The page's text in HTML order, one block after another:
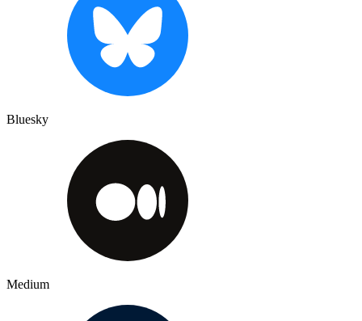
Bluesky
Medium